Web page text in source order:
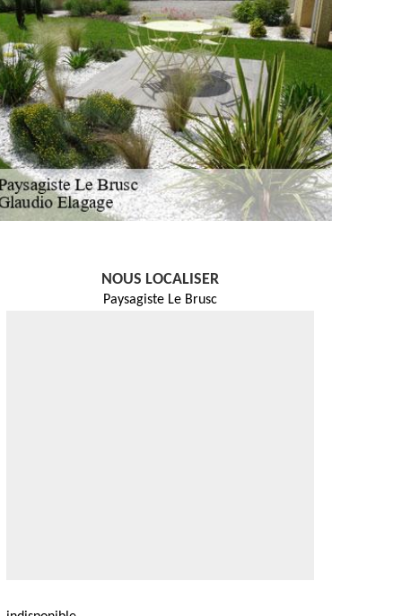
NOUS LOCALISER
Paysagiste Le Brusc